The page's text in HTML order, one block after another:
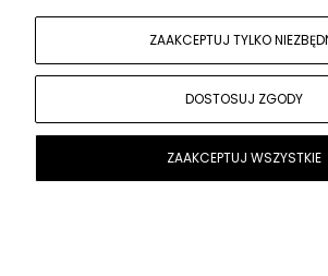
POPULARNE
O NAS
ZAAKCEPTUJ TYLKO
DOSTOSUJ ZGODY
ZAAKCEPTUJ WSZYSTKIE